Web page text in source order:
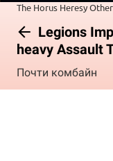
The Horus Heresy
Legions
heavy Assault
Почти комбайн